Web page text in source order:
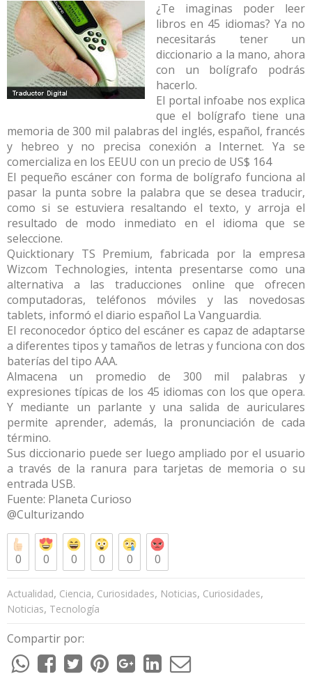
¿Te imaginas poder leer
libros en 45 idiomas? Ya no
necesitarás tener un
diccionario a la mano, ahora
con un bolígrafo podrás
hacerlo.
El portal infoabe nos explica
que el bolígrafo tiene una
memoria de 300 mil palabras del inglés, español, francés
y hebreo y no precisa conexión a Internet. Ya se
comercializa en los EEUU con un precio de US$ 164
El pequeño escáner con forma de bolígrafo funciona al
pasar la punta sobre la palabra que se desea traducir,
como si se estuviera resaltando el texto, y arroja el
resultado de modo inmediato en el idioma que se
seleccione.
Quicktionary TS Premium, fabricada por la empresa
Wizcom Technologies, intenta presentarse como una
alternativa a las traducciones online que ofrecen
computadoras, teléfonos móviles y las novedosas
tablets, informó el diario español La Vanguardia.
El reconocedor óptico del escáner es capaz de adaptarse
a diferentes tipos y tamaños de letras y funciona con dos
baterías del tipo AAA.
Almacena un promedio de 300 mil palabras y
expresiones típicas de los 45 idiomas con los que opera.
Y mediante un parlante y una salida de auriculares
permite aprender, además, la pronunciación de cada
término.
Sus diccionario puede ser luego ampliado por el usuario
a través de la ranura para tarjetas de memoria o su
entrada USB.
Fuente: Planeta Curioso
@Culturizando
0 0 0 0 0 0
Actualidad, Ciencia, Curiosidades, Noticias, Curiosidades,
Noticias, Tecnología
Compartir por: